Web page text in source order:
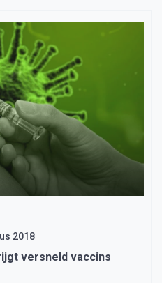
2018
versneld vaccins